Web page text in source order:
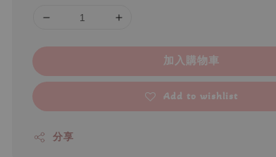
加入購物車
Add to wishlist
分享